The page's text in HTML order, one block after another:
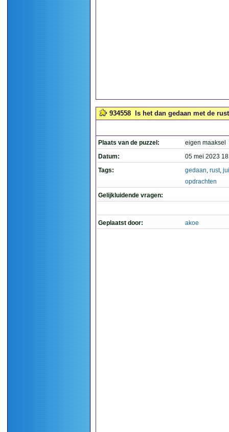
934558 Is het dan gedaan met de
Plaats van de puzzel:
eigen maaksel
Datum:
05 mei 2023
Tags:
gedaan, rust,
opdrachten
Gelijkluidende vragen:
Geplaatst door: akoe